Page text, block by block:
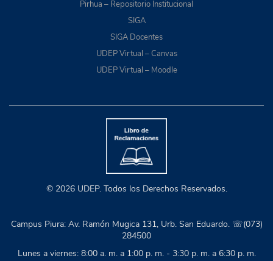
Pirhua – Repositorio Institucional
SIGA
SIGA Docentes
UDEP Virtual – Canvas
UDEP Virtual – Moodle
© 2026 UDEP. Todos los Derechos Reservados.
Campus Piura: Av. Ramón Mugica 131, Urb. San Eduardo. ☏(073)
284500
Lunes a viernes: 8:00 a. m. a 1:00 p. m. - 3:30 p. m. a 6:30 p. m.